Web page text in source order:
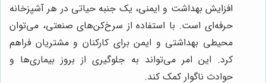
افزایش بهداشت و ایمنی، یک جنبه حیاتی در هر آشپزخانه
حرفه‌ای است. با استفاده از سرخ‌کن‌های صنعتی، می‌توان
محیطی بهداشتی و ایمن برای کارکنان و مشتریان فراهم
کرد. این امر می‌تواند به جلوگیری از بروز بیماری‌ها و
حوادث ناگوار کمک کند.